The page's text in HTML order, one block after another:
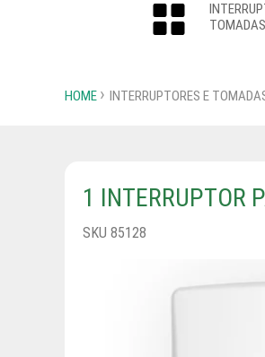
TOMADAS
HOME INTERRUPTORES E
1 INTERRUPTOR
SKU 85128